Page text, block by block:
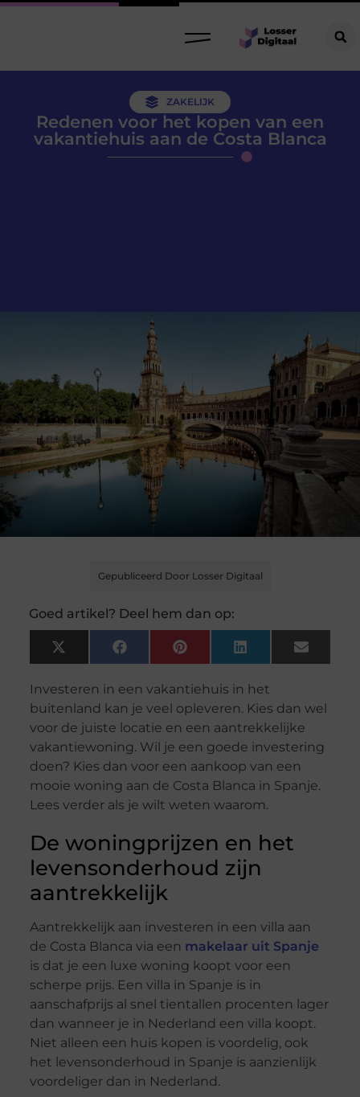
ZAKELIJK
Redenen voor het kopen van een
vakantiehuis aan de Costa Blanca
Gepubliceerd Door Losser Digitaal
Goed artikel? Deel hem dan op:
X
(Twitter)
FacebookPinterest LinkedIn Email
Investeren in een vakantiehuis in het
buitenland kan je veel opleveren. Kies dan wel
voor de juiste locatie en een aantrekkelijke
vakantiewoning. Wil je een goede investering
doen? Kies dan voor een aankoop van een
mooie woning aan de Costa Blanca in Spanje.
Lees verder als je wilt weten waarom.
De woningprijzen en het
levensonderhoud zijn
aantrekkelijk
Aantrekkelijk aan investeren in een villa aan
de Costa Blanca via een makelaar uit Spanje
is dat je een luxe woning koopt voor een
scherpe prijs. Een villa in Spanje is in
aanschafprijs al snel tientallen procenten lager
dan wanneer je in Nederland een villa koopt.
Niet alleen een huis kopen is voordelig, ook
het levensonderhoud in Spanje is aanzienlijk
voordeliger dan in Nederland.